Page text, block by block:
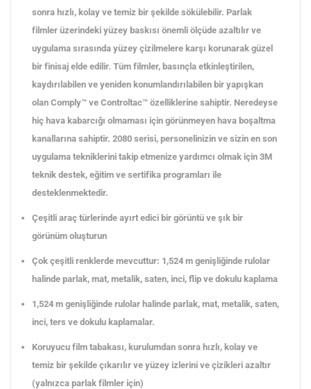
sonra hızlı, kolay ve temiz bir şekilde sökülebilir. Parlak
filmler üzerindeki yüzey baskısı önemli ölçüde azaltılır ve
uygulama sırasında yüzey çizilmelere karşı korunarak güzel
bir finisaj elde edilir. Tüm filmler, basınçla etkinleştirilen,
kaydırılabilen ve yeniden konumlandırılabilen bir yapışkan
olan Comply™ ve Controltac™ özelliklerine sahiptir. Neredeyse
hiç hava kabarcığı olmaması için görünmeyen hava boşaltma
kanallarına sahiptir. 2080 serisi, personelinizin ve sizin en son
uygulama tekniklerini takip etmenize yardımcı olmak için 3M
teknik destek, eğitim ve sertifika programları ile
desteklenmektedir.
Çeşitli araç türlerinde ayırt edici bir görüntü ve şık bir
görünüm oluşturun
Çok çeşitli renklerde mevcuttur: 1,524 m genişliğinde rulolar
halinde parlak, mat, metalik, saten, inci, flip ve dokulu kaplama
1,524 m genişliğinde rulolar halinde parlak, mat, metalik, saten,
inci, ters ve dokulu kaplamalar.
Koruyucu film tabakası, kurulumdan sonra hızlı, kolay ve
temiz bir şekilde çıkarılır ve yüzey izlerini ve çizikleri azaltır
(yalnızca parlak filmler için)